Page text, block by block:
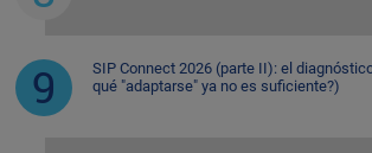
SIP Connect 2026 (parte II): el
qué "adaptarse" ya no es suficiente?)